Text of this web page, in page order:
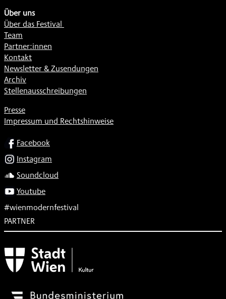
Über uns
Über das Festival
Team
Partner:innen
Kontakt
Newsletter & Zusendungen
Archiv
Stellenausschreibungen
Presse
Impressum und Rechtshinweise
SOCIALFacebook
Instagram
Soundcloud
Youtube
#wienmodernfestival
PARTNER
Subventionsgeber